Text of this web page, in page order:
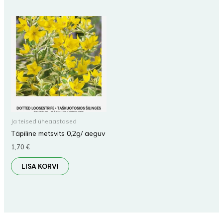
Ja teised üheaastased
Täpiline metsvits 0,2g/ aeguv
1,70 €
LISA KORVI